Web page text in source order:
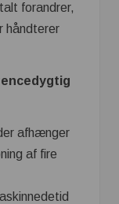
forandrer,
håndterer
afhænger
af fire